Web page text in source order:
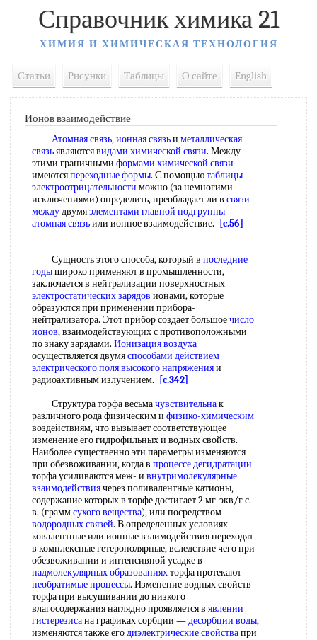
Справочник химика 21
ХИМИЯ И ХИМИЧЕСКАЯ ТЕХНОЛОГИЯ
Статьи Рисунки Таблицы О сайте English
Ионов взаимодействие
Атомная связь,ионная связьи металлическая
связьявляютсявидами химической связи. Между
этими граничными формами химической связи
имеютсяпереходные формы. С помощьютаблицы
электроотрицательности можно (за немногими
исключениями) определить, преобладает ли в связи
междудвумяэлементами главной подгруппы
атомная связьили ионное взаимодействие. [c.56]
Сущность этого способа, который в последние
годышироко применяют в промышленности,
заключается в нейтрализации поверхностных
электростатических зарядов ионами, которые
образуются при применении прибора-
нейтрализатора. Этот прибор создает большоечисло
ионов, взаимодействующих с противоположными
по знаку зарядами. Ионизация воздуха
осуществляется двумяспособами действием
электрического полявысокого напряженияи
радиоактивным излучением.
[c.342]
Структура торфа весьмачувствительнак
различного рода физическим и физико-химическим
воздействиям, что вызывает соответствующее
изменение его гидрофильных и водных свойств.
Наиболее существенно эти параметры изменяются
при обезвоживании, когда в процессе дегидратации
торфа усиливаются меж- и внутримолекулярные
взаимодействиячерез поливалентные катионы,
содержание которых в торфе достигает 2 мг-экв/г с.
в. (граммсухого вещества), или посредством
водородных связей. В определенных условиях
ковалентные или ионные взаимодействия переходят
в комплексные гетерополярные, вследствие чего при
обезвоживании и интенсивной усадке в
надмолекулярных образованияхторфа протекают
необратимые процессы. Изменение водных свойств
торфа при высушивании до низкого
влагосодержания наглядно проявляется в явлении
гистерезисана графиках сорбции —десорбции воды,
изменяются также егодиэлектрические свойствапри